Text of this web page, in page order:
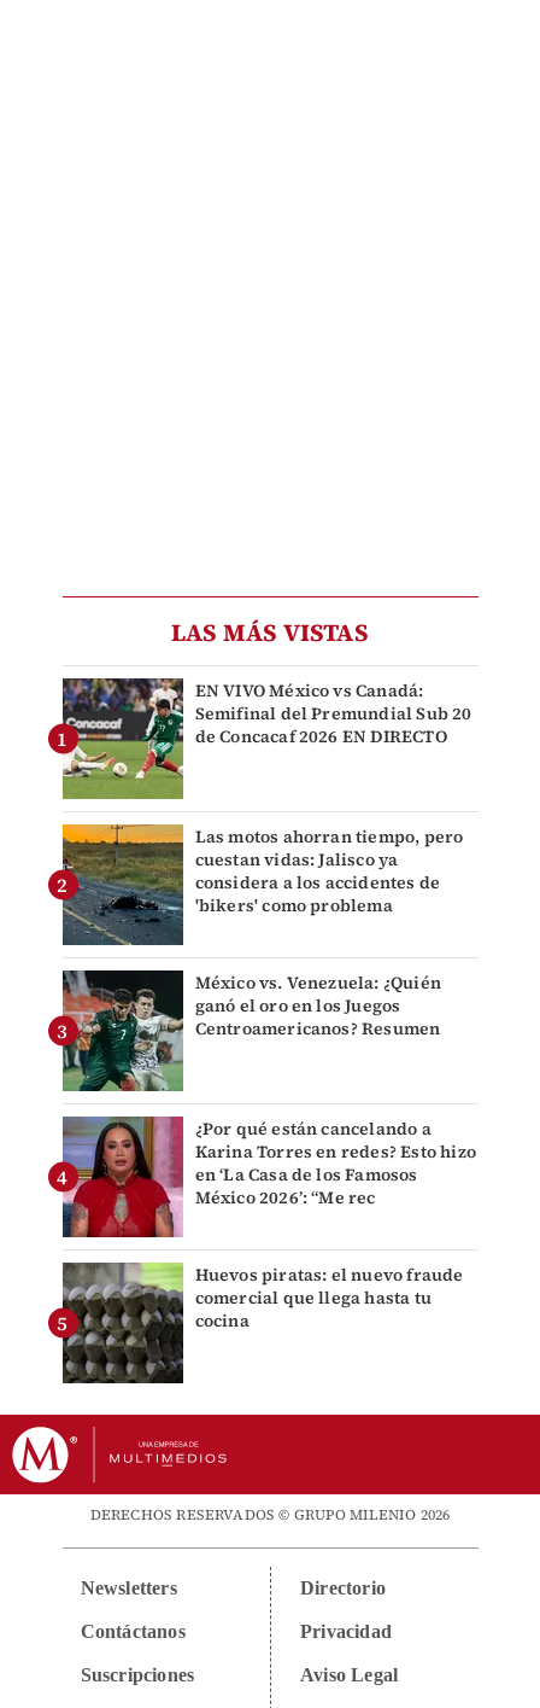
LAS MÁS VISTAS
EN VIVO México vs Canadá:
Semifinal del Premundial Sub 20
de Concacaf 2026 EN DIRECTO
Las motos ahorran tiempo, pero
cuestan vidas: Jalisco ya
considera a los accidentes de
'bikers' como problema
México vs. Venezuela: ¿Quién
ganó el oro en los Juegos
Centroamericanos? Resumen
¿Por qué están cancelando a
Karina Torres en redes? Esto hizo
en ‘La Casa de los Famosos
México 2026’: “Me rec
Huevos piratas: el nuevo fraude
comercial que llega hasta tu
cocina
DERECHOS RESERVADOS © GRUPO MILENIO 2026
Newsletters
Contáctanos
Suscripciones
Directorio
Privacidad
Aviso Legal